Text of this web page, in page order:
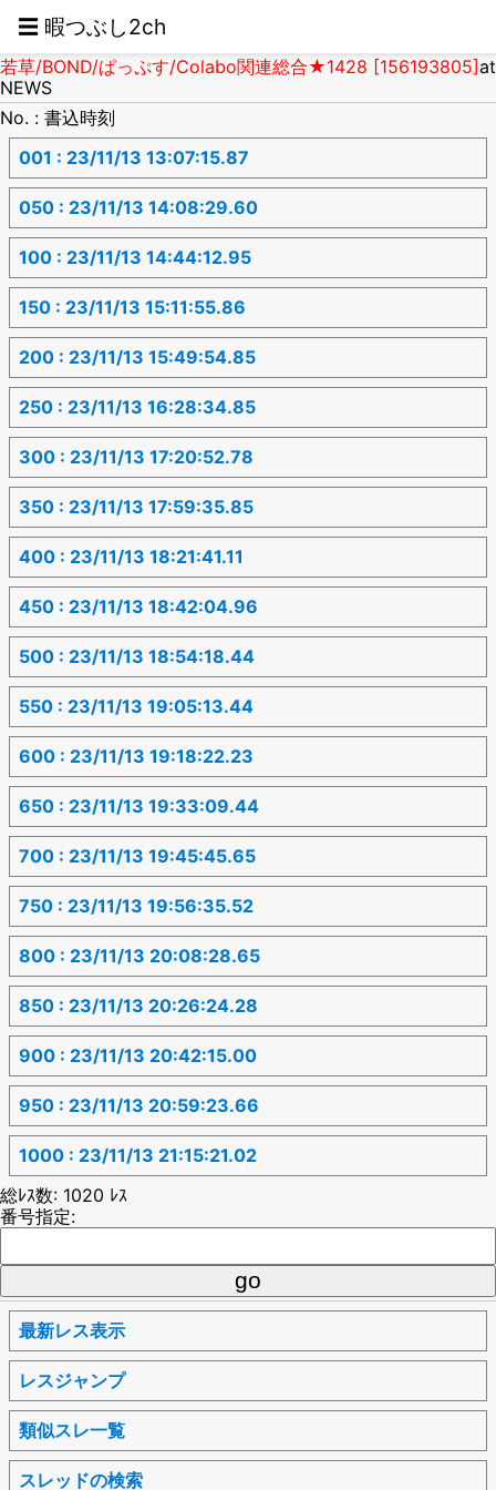
☰ 暇つぶし2ch
若草/BOND/ぱっぷす/Colabo関連総合★1428 [156193805]at
NEWS
No. : 書込時刻
001 : 23/11/13 13:07:15.87
050 : 23/11/13 14:08:29.60
100 : 23/11/13 14:44:12.95
150 : 23/11/13 15:11:55.86
200 : 23/11/13 15:49:54.85
250 : 23/11/13 16:28:34.85
300 : 23/11/13 17:20:52.78
350 : 23/11/13 17:59:35.85
400 : 23/11/13 18:21:41.11
450 : 23/11/13 18:42:04.96
500 : 23/11/13 18:54:18.44
550 : 23/11/13 19:05:13.44
600 : 23/11/13 19:18:22.23
650 : 23/11/13 19:33:09.44
700 : 23/11/13 19:45:45.65
750 : 23/11/13 19:56:35.52
800 : 23/11/13 20:08:28.65
850 : 23/11/13 20:26:24.28
900 : 23/11/13 20:42:15.00
950 : 23/11/13 20:59:23.66
1000 : 23/11/13 21:15:21.02
総ﾚｽ数: 1020 ﾚｽ
番号指定:
最新レス表示
レスジャンプ
類似スレ一覧
スレッドの検索